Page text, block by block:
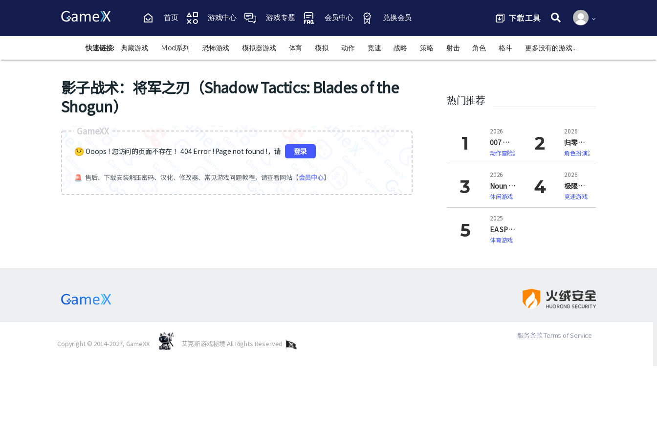
首页 游戏中心 游戏专题 会员中心 兑换会员
搜索:
快速链接: 典藏游戏 Mod系列 恐怖游戏 模拟器游戏 体育 模拟 动作 竞速 战略 策略 射击 角色 格斗 更多没有的游戏…
影子战术：将军之刃（Shadow Tactics: Blades of the
Shogun）
GameXX
Ooops ! 您访问的页面不存在 ！404 Error ! Page not found !，请 登录
售后、下载安装解压密码、汉化、修改器、常见游戏问题教程，请查看网站【会员中心】
热门推荐
2026
007 初露锋芒（007 First Light）
动作冒险游戏
2026
归零巡礼：亡谍镇魂曲（ZERO PARADES: For Dead Spies）
角色扮演游戏
2026
Noun Town 语言学习（Noun Town Language Learning）
休闲游戏
2026
极限竞速：地平线6（Forza Horizon 6）
竞速游戏
2025
EA SPORTS FC 26
体育游戏
Copyright © 2014-2027, GameXX 艾克斯游戏秘境 All Rights Reserved
服务条款 Terms of Service